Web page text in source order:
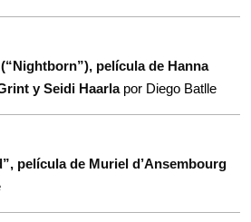
película de Hanna
y Seidi Haarla por Diego Batlle
película de Muriel d’Ansembourg